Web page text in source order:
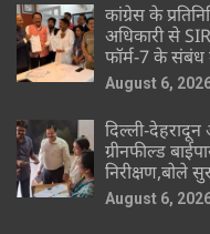
कांग्रेस के
अधिकारी से
फॉर्म-7 के संबंध
August 6,
दिल्ली-
ग्रीनफील्ड
निरीक्षण,बोले
August 6,